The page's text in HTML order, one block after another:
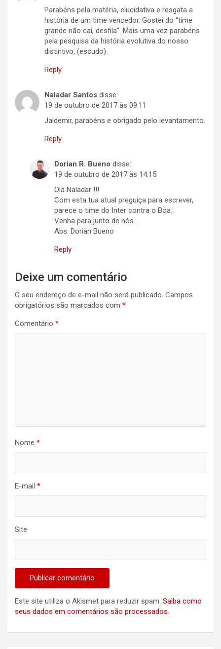
Parabéns pela matéria, elucidativa e resgata a
história de um time vencedor. Gostei do “time
grande não cai, desfila”. Mais uma vez parabéns
pela pesquisa da história evolutiva do nosso
distintivo, (escudo).
Reply
Naladar Santos disse:
19 de outubro de 2017 às 09:11
Jaldemir, parabéns e obrigado pelo levantamento.
Reply
Dorian R. Bueno disse:
19 de outubro de 2017 às 14:15
Olá Naladar !!!
Com esta tua atual preguiça para escrever,
parece o time do Inter contra o Boa.
Venha para junto de nós…
Abs. Dorian Bueno
Reply
Deixe um comentário
O seu endereço de e-mail não será publicado. Campos
obrigatórios são marcados com *
Comentário *
Nome *
E-mail *
Site
Este site utiliza o Akismet para reduzir spam. Saiba como
seus dados em comentários são processados.